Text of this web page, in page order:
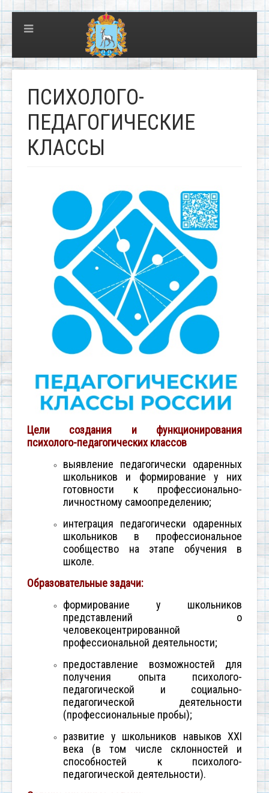
ПСИХОЛОГО-
ПЕДАГОГИЧЕСКИЕ
КЛАССЫ
Цели создания и функционирования
психолого-педагогических классов
выявление педагогически одаренных
школьников и формирование у них
готовности к профессионально-
личностному самоопределению;
интеграция педагогически одаренных
школьников в профессиональное
сообщество на этапе обучения в
школе.
Образовательные задачи:
формирование у школьников
представлений о
человекоцентрированной
профессиональной деятельности;
предоставление возможностей для
получения опыта психолого-
педагогической и социально-
педагогической деятельности
(профессиональные пробы);
развитие у школьников навыков XXI
века (в том числе склонностей и
способностей к психолого-
педагогической деятельности).